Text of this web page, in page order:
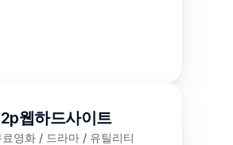
웹하드사이트
료영화 / 드라마 / 유틸리티